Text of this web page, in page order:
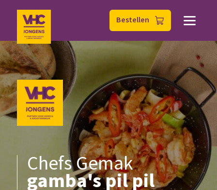
Bestellen
Chefs Gemak
gamba's pil pil